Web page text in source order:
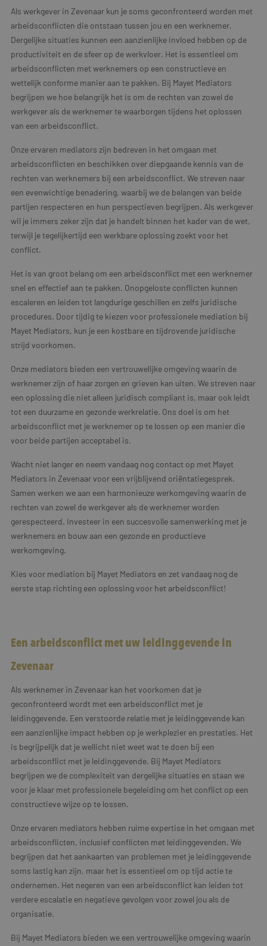
Als werkgever in Zevenaar kun je soms geconfronteerd worden met
arbeidsconflicten die ontstaan tussen jou en een werknemer.
Dergelijke situaties kunnen een aanzienlijke invloed hebben op de
productiviteit en de sfeer op de werkvloer. Het is essentieel om
arbeidsconflicten met werknemers op een constructieve en
wettelijk conforme manier aan te pakken. Bij Mayet Mediators
begrijpen we hoe belangrijk het is om de rechten van zowel de
werkgever als de werknemer te waarborgen tijdens het oplossen
van een arbeidsconflict.
Onze ervaren mediators zijn bedreven in het omgaan met
arbeidsconflicten en beschikken over diepgaande kennis van de
rechten van werknemers bij een arbeidsconflict. We streven naar
een evenwichtige benadering, waarbij we de belangen van beide
partijen respecteren en hun perspectieven begrijpen. Als werkgever
wil je immers zeker zijn dat je handelt binnen het kader van de wet,
terwijl je tegelijkertijd een werkbare oplossing zoekt voor het
conflict.
Het is van groot belang om een arbeidsconflict met een werknemer
snel en effectief aan te pakken. Onopgeloste conflicten kunnen
escaleren en leiden tot langdurige geschillen en zelfs juridische
procedures. Door tijdig te kiezen voor professionele mediation bij
Mayet Mediators, kun je een kostbare en tijdrovende juridische
strijd voorkomen.
Onze mediators bieden een vertrouwelijke omgeving waarin de
werknemer zijn of haar zorgen en grieven kan uiten. We streven naar
een oplossing die niet alleen juridisch compliant is, maar ook leidt
tot een duurzame en gezonde werkrelatie. Ons doel is om het
arbeidsconflict met je werknemer op te lossen op een manier die
voor beide partijen acceptabel is.
Wacht niet langer en neem vandaag nog contact op met Mayet
Mediators in Zevenaar voor een vrijblijvend oriëntatiegesprek.
Samen werken we aan een harmonieuze werkomgeving waarin de
rechten van zowel de werkgever als de werknemer worden
gerespecteerd. Investeer in een succesvolle samenwerking met je
werknemers en bouw aan een gezonde en productieve
werkomgeving.
Kies voor mediation bij Mayet Mediators en zet vandaag nog de
eerste stap richting een oplossing voor het arbeidsconflict!
Een arbeidsconflict met uw leidinggevende in
Zevenaar
Als werknemer in Zevenaar kan het voorkomen dat je
geconfronteerd wordt met een arbeidsconflict met je
leidinggevende. Een verstoorde relatie met je leidinggevende kan
een aanzienlijke impact hebben op je werkplezier en prestaties. Het
is begrijpelijk dat je wellicht niet weet wat te doen bij een
arbeidsconflict met je leidinggevende. Bij Mayet Mediators
begrijpen we de complexiteit van dergelijke situaties en staan we
voor je klaar met professionele begeleiding om het conflict op een
constructieve wijze op te lossen.
Onze ervaren mediators hebben ruime expertise in het omgaan met
arbeidsconflicten, inclusief conflicten met leidinggevenden. We
begrijpen dat het aankaarten van problemen met je leidinggevende
soms lastig kan zijn, maar het is essentieel om op tijd actie te
ondernemen. Het negeren van een arbeidsconflict kan leiden tot
verdere escalatie en negatieve gevolgen voor zowel jou als de
organisatie.
Bij Mayet Mediators bieden we een vertrouwelijke omgeving waarin